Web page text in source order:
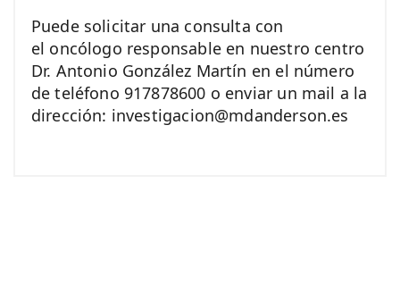
Puede solicitar una consulta con
el oncólogo responsable en nuestro centro
Dr. Antonio González Martín en el número
de teléfono 917878600 o enviar un mail a la
dirección: investigacion@mdanderson.es